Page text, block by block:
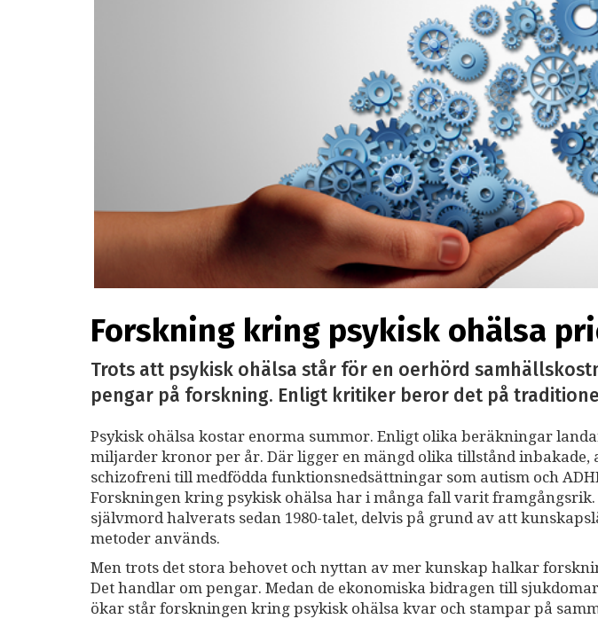
Forskning kring psykisk ohälsa
Trots att psykisk ohälsa står för en oerhörd
pengar på forskning. Enligt kritiker beror det på
Psykisk ohälsa kostar enorma summor. Enligt olika beräkningar
miljarder kronor per år. Där ligger en mängd olika tillstånd inbakade,
schizofreni till medfödda funktionsnedsättningar som autism och
Forskningen kring psykisk ohälsa har i många fall varit
självmord halverats sedan 1980-talet, delvis på grund av att
metoder används.
Men trots det stora behovet och nyttan av mer kunskap halkar
Det handlar om pengar. Medan de ekonomiska bidragen till
ökar står forskningen kring psykisk ohälsa kvar och stampar på